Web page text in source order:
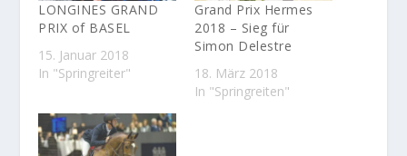
LONGINES GRAND
PRIX of BASEL
15. Januar 2018
In "Springreiter"
Grand Prix Hermes
2018 – Sieg für
Simon Delestre
18. März 2018
In "Springreiten"